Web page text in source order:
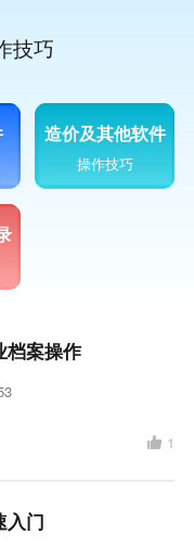
技巧
造价及其他软件
操作技巧
档案操作
1
入门